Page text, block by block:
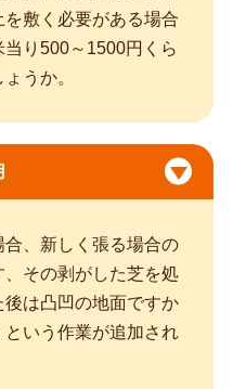
敷く必要がある場合
り500～1500円くら
うか。
、新しく張る場合の
その剥がした芝を処
は凸凹の地面ですか
いう作業が追加され